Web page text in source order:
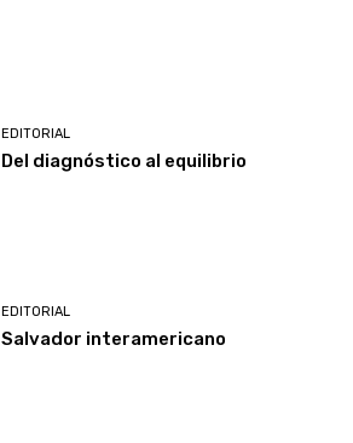
EDITORIAL
Del diagnóstico al equilibrio
EDITORIAL
Salvador interamericano